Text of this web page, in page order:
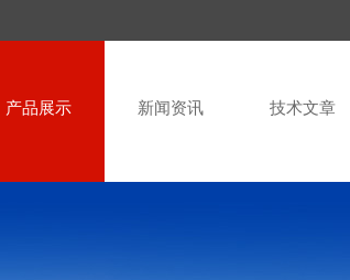
产品展示 新闻资讯 技术文章